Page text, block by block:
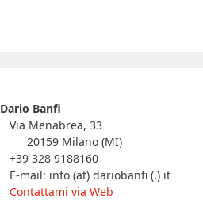
Dario Banfi
Via Menabrea, 33
20159 Milano (MI)
+39 328 9188160
E-mail: info (at) dariobanfi (.) it
Contattami via Web